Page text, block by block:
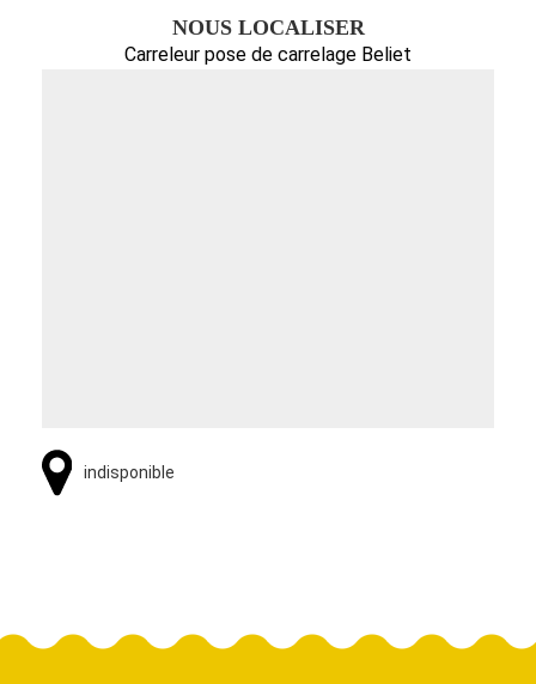
NOUS LOCALISER
Carreleur pose de carrelage Beliet
indisponible